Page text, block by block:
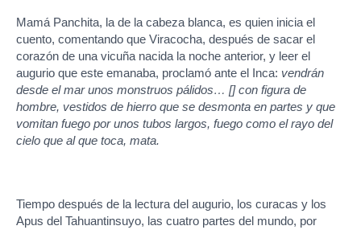
Mamá Panchita, la de la cabeza blanca, es quien inicia el
cuento, comentando que Viracocha, después de sacar el
corazón de una vicuña nacida la noche anterior, y leer el
augurio que este emanaba, proclamó ante el Inca: vendrán
desde el mar unos monstruos pálidos… [] con figura de
hombre, vestidos de hierro que se desmonta en partes y que
vomitan fuego por unos tubos largos, fuego como el rayo del
cielo que al que toca, mata.
Tiempo después de la lectura del augurio, los curacas y los
Apus del Tahuantinsuyo, las cuatro partes del mundo, por